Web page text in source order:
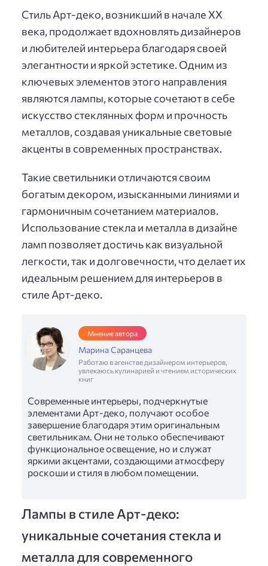
Стиль Арт-деко, возникший в начале XX
века, продолжает вдохновлять дизайнеров
и любителей интерьера благодаря своей
элегантности и яркой эстетике. Одним из
ключевых элементов этого направления
являются лампы, которые сочетают в себе
искусство стеклянных форм и прочность
металлов, создавая уникальные световые
акценты в современных пространствах.
Такие светильники отличаются своим
богатым декором, изысканными линиями и
гармоничным сочетанием материалов.
Использование стекла и металла в дизайне
ламп позволяет достичь как визуальной
легкости, так и долговечности, что делает их
идеальным решением для интерьеров в
стиле Арт-деко.
Мнение автора
Марина Саранцева
Работаю в агенстве дизайнером интерьеров,
увлекаюсь кулинарией и чтением исторических
книг
Современные интерьеры, подчеркнутые
элементами Арт-деко, получают особое
завершение благодаря этим оригинальным
светильникам. Они не только обеспечивают
функциональное освещение, но и служат
яркими акцентами, создающими атмосферу
роскоши и стиля в любом помещении.
Лампы в стиле Арт-деко:
уникальные сочетания стекла и
металла для современного